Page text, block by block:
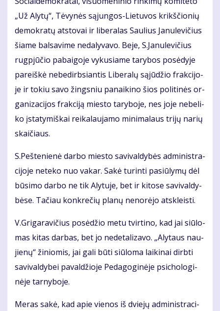
„Už Aly­tų“, Tė­vy­nės są­jun­gos-Lie­tu­vos krikš­čio­nių
de­mok­ra­tų at­sto­vai ir li­be­ra­las Sau­lius Ja­nu­le­vi­čius
šia­me bal­sa­vi­me ne­da­ly­va­vo. Be­je, S.Ja­nu­le­vi­čius
rug­pjū­čio pa­bai­go­je vy­ku­sia­me ta­ry­bos po­sė­dy­je
pa­reiš­kė ne­be­dirb­sian­tis Li­be­ra­lų są­jū­džio frak­ci­jo­
je ir to­kiu sa­vo žings­niu pa­nai­ki­no šios po­li­ti­nės or­
ga­ni­za­ci­jos frak­ci­ją mies­to ta­ry­bo­je, nes jo­je ne­be­li­
ko įsta­ty­miš­kai rei­ka­lau­ja­mo mi­ni­ma­laus tri­jų na­rių
skai­čiaus.
S.Peš­te­nie­nė dar­bo mies­to sa­vi­val­dy­bės ad­mi­nist­ra­
ci­jo­je ne­te­ko nuo va­kar. Sa­kė tu­rin­ti pa­siū­ly­mų dėl
bū­si­mo dar­bo ne tik Aly­tu­je, bet ir ki­to­se sa­vi­val­dy­
bė­se. Ta­čiau kon­kre­čių pla­nų ne­no­rė­jo at­skleis­ti.
V.Gri­ga­ra­vi­čius po­sė­džio me­tu tvir­ti­no, kad jai siū­lo­
mas ki­tas dar­bas, bet jo ne­de­ta­li­za­vo. „Aly­taus nau­
jie­nų“ ži­nio­mis, jai ga­li bū­ti siū­lo­ma lai­ki­nai dirb­ti
sa­vi­val­dy­bei pa­val­džio­je Pe­da­go­gi­nė­je psi­cho­lo­gi­
nė­je tar­ny­bo­je.
Me­ras sa­kė, kad apie vie­nos iš dvie­jų ad­mi­nist­ra­ci­